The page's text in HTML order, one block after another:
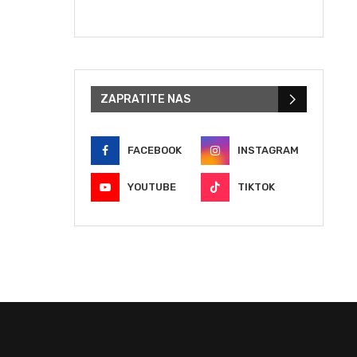
ZAPRATITE NAS
FACEBOOK INSTAGRAM
YOUTUBE TIKTOK